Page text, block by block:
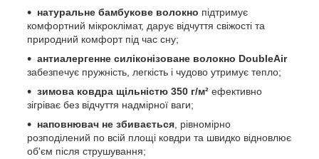
натуральне бамбукове волокно підтримує
комфортний мікроклімат, дарує відчуття свіжості та
природний комфорт під час сну;
антиалергенне силіконізоване волокно DoubleAir
забезпечує пружність, легкість і чудово утримує тепло;
зимова ковдра щільністю 350 г/м² ефективно
зігріває без відчуття надмірної ваги;
наповнювач не збивається , рівномірно
розподілений по всій площі ковдри та швидко відновлює
об'єм після струшування;